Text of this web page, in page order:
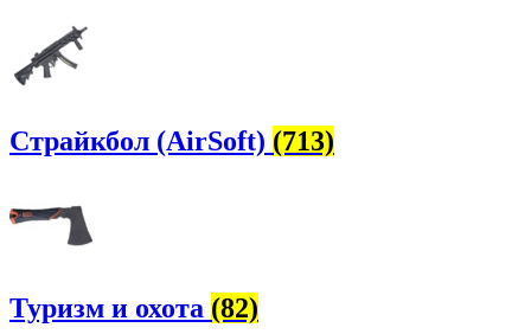
Страйкбол (AirSoft) (713)
Туризм и охота (82)